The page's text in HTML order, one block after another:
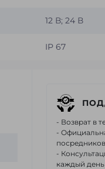
12 В; 24 В
IP 67
- Возврат в
-
посредников
-
каждый день